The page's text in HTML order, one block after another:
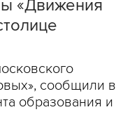
«Движения
сообщили в
образования и